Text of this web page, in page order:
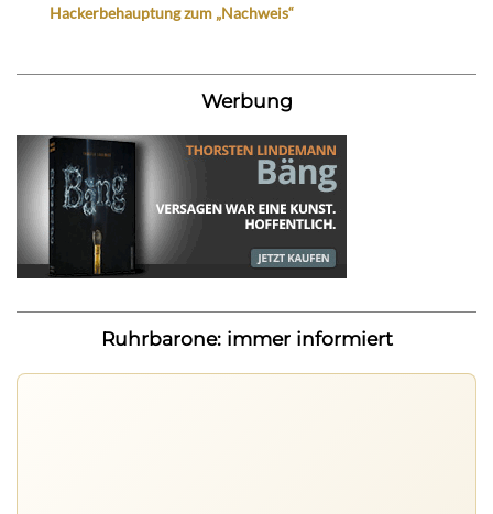
Hackerbehauptung zum „Nachweis“
Werbung
Ruhrbarone: immer informiert